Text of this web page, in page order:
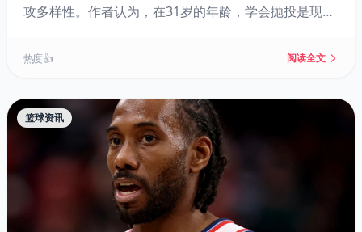
攻多样性。作者认为，在31岁的年龄，学会抛投是现实
后赛得分点，为球队提供额外价值。
热度 👍 阅读全文
篮球资讯